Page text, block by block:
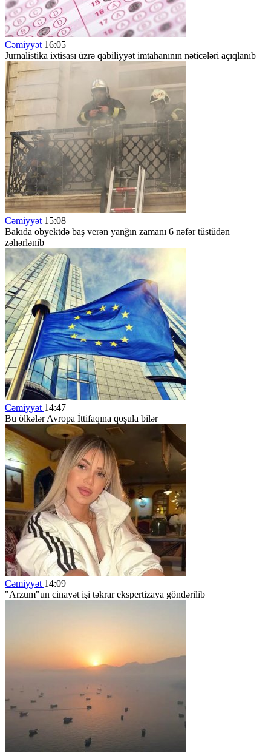
Cəmiyyət 16:05
Jurnalistika ixtisası üzrə qabiliyyət imtahanının nəticələri açıqlanıb
Cəmiyyət 15:08
Bakıda obyektdə baş verən yanğın zamanı 6 nəfər tüstüdən
zəhərlənib
Cəmiyyət 14:47
Bu ölkələr Avropa İttifaqına qoşula bilər
Cəmiyyət 14:09
"Arzum"un cinayət işi təkrar ekspertizaya göndərilib